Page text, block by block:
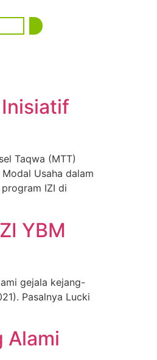
Taqwa (MTT)
Usaha dalam
IZI di
YBM
gejala kejang-
Pasalnya Lucki
Alami